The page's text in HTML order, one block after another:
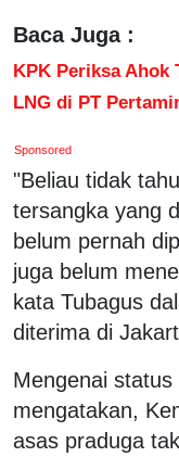
Baca Juga :
KPK Periksa Ahok
LNG di PT
Sponsored
"Beliau tidak
tersangka yang
belum pernah
juga belum
kata Tubagus
diterima di
Mengenai
mengatakan,
asas praduga